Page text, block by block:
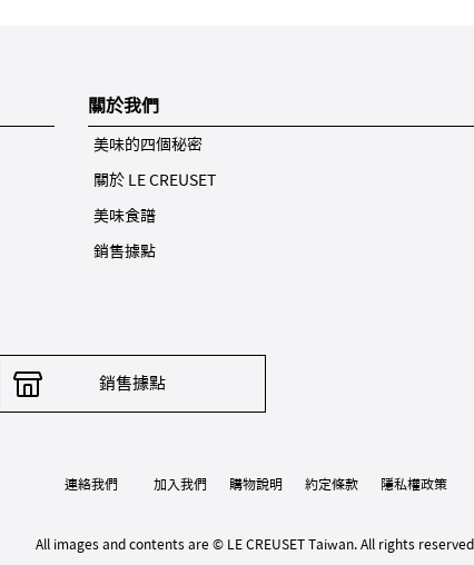
關於我們
美味的四個秘密
關於 LE CREUSET
美味食譜
銷售據點
銷售據點
連絡我們 加入我們 購物說明 約定條款 隱私權政策
All images and contents are © LE CREUSET Taiwan. All rights reserved.